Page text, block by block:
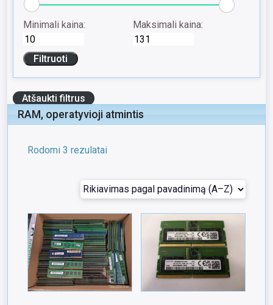
Minimali kaina: Maksimali kaina:
Atšaukti filtrus
RAM, operatyvioji atmintis
Rodomi 3 rezulatai